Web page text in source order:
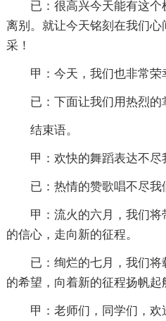
已：很高兴今天能有这
离别。就让今天铭刻在我们
采！
甲：今天，我们也非常荣
已：下面让我们用热烈的
结束语。
甲：欢快的舞蹈表达不尽
已：热情的赞歌唱不尽我
甲：流火的六月，我们
的信心，走向新的征程。
已：绚烂的七月，我们
的希望，向着新的征程扬帆起
甲：老师们，同学们，欢